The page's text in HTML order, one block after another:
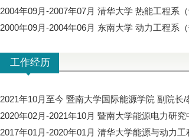
2004年09月-2007年07月 清华大学 热能工程系
2000年09月-2004年06月 东南大学 动力工程系
工作经历
2021年10月至今 暨南大学国际能源学院 副院长/
2020年02月-2021年10月 暨南大学能源电力研
2017年01月-2020年01月 清华大学能源与动力工